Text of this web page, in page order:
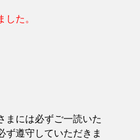
た。
まには必ずご一読いた
遵守していただきま